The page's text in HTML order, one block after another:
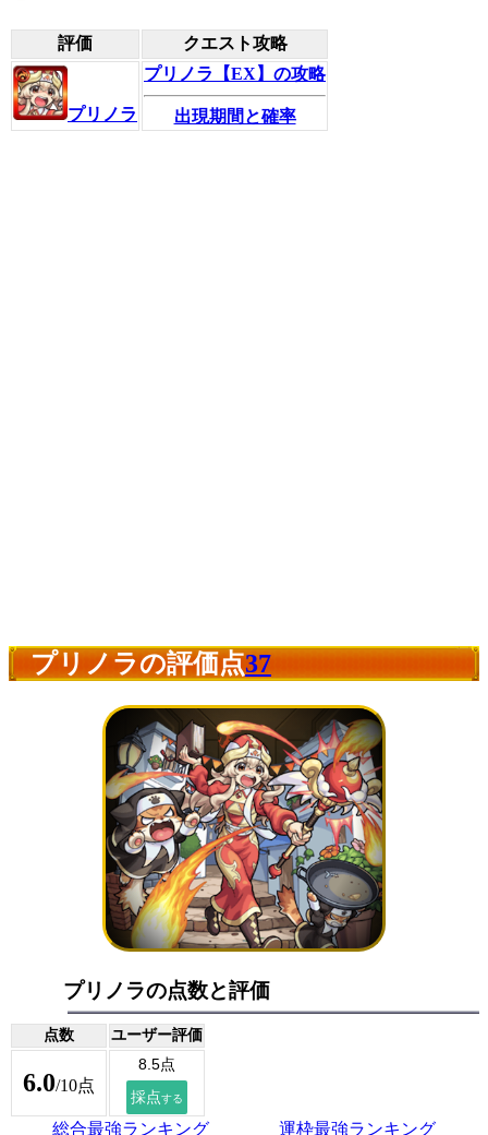
評価 クエスト攻略
プリノラ
プリノラ【EX】の攻略
出現期間と確率
プリノラの評価点37
プリノラの点数と評価
点数 ユーザー評価
6.0/10点
総合最強ランキング 運枠最強ランキング